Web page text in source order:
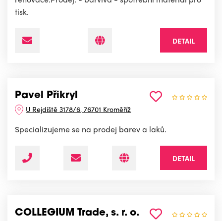
tisk.
DETAIL
Pavel Přikryl
U Rejdiště 3178/6, 76701 Kroměříž
Specializujeme se na prodej barev a laků.
DETAIL
COLLEGIUM Trade, s. r. o.